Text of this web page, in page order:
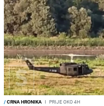
/CRNA HRONIKA I PRIJE OKO 4H